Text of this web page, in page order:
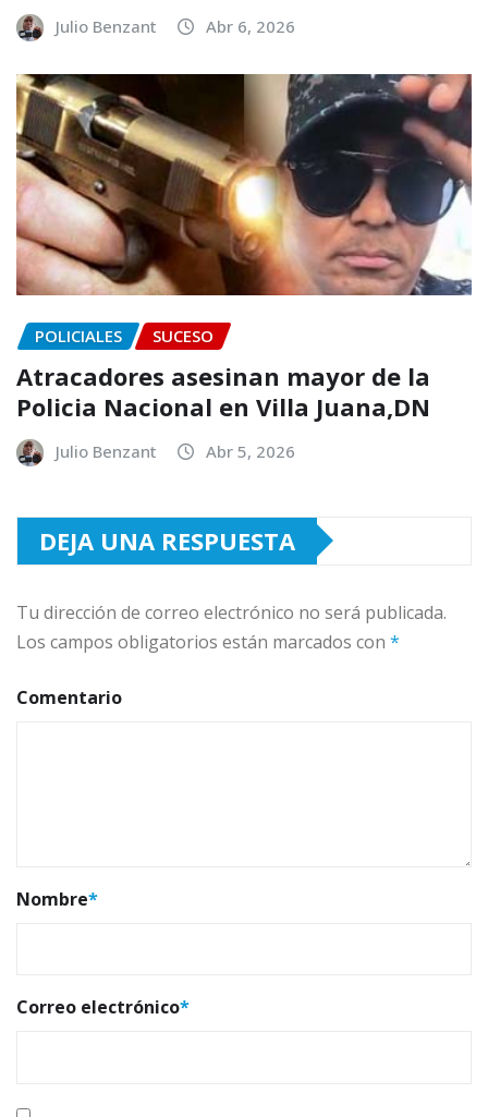
Julio Benzant Abr 6, 2026
POLICIALES SUCESO
Atracadores asesinan mayor de la
Policia Nacional en Villa Juana,DN
Julio Benzant Abr 5, 2026
DEJA UNA RESPUESTA
Tu dirección de correo electrónico no será publicada.
Los campos obligatorios están marcados con *
Comentario
Nombre*
Correo electrónico*